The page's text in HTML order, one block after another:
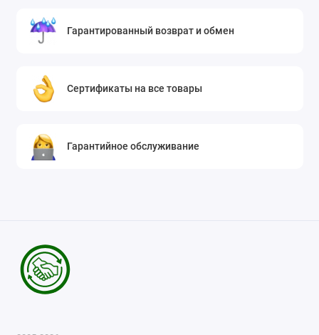
Гарантированный возврат и обмен
Сертификаты на все товары
Гарантийное обслуживание